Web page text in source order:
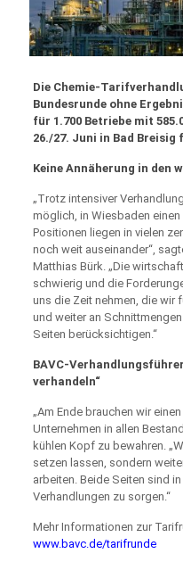
Die Chemie-
Bundesrunde ohne
für 1.700 Betriebe mit
26./27. Juni in Bad
Keine Annäherung in den
„Trotz intensiver
möglich, in Wiesbaden
Positionen liegen in vielen
noch weit auseinander“,
Matthias Bürk. „Die
schwierig und die
uns die Zeit nehmen, die wir
und weiter an
Seiten berücksichtigen.“
BAVC-
verhandeln“
„Am Ende brauchen wir
Unternehmen in allen
kühlen Kopf zu bewahren.
setzen lassen, sondern
arbeiten. Beide Seiten sind
Verhandlungen zu sorgen.“
Mehr Informationen zur
www.bavc.de/tarifrunde